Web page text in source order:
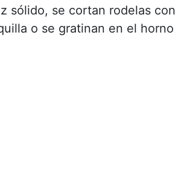
sólido, se cortan rodelas con
o se gratinan en el horno